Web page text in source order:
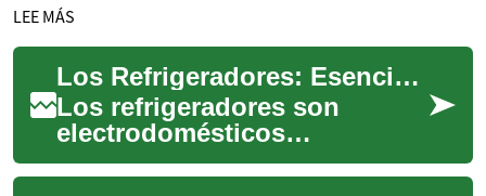
LEE MÁS
Los Refrigeradores: Esenciales en la Cocina Moderna
Los refrigeradores son
electrodomésticos
indispensables en cualquier
hogar moderno. Estos